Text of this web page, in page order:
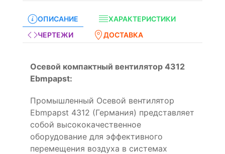
ОПИСАНИЕ
ХАРАКТЕРИСТИКИ
ЧЕРТЕЖИ
ДОСТАВКА
Осевой компактный вентилятор 4312
Ebmpapst:
Промышленный Осевой вентилятор
Ebmpapst 4312 (Германия) представляет
собой высококачественное
оборудование для эффективного
перемещения воздуха в системах